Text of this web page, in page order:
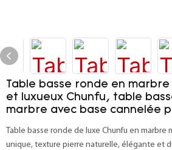
Table basse ronde en
et luxueux Chunfu, table
marbre avec base cannelée
Table basse ronde de luxe Chunfu en marbre
unique, texture pierre naturelle, élégante et